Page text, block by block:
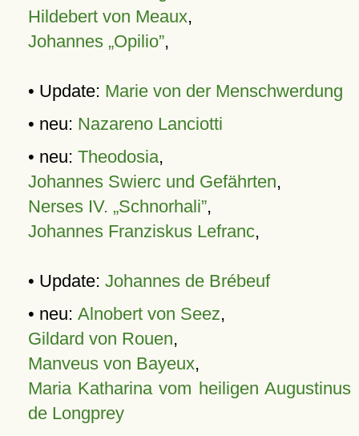
Hildebert von Meaux,
Johannes „Opilio”,
• Update: Marie von der Menschwerdung
• neu: Nazareno Lanciotti
• neu: Theodosia,
Johannes Swierc und Gefährten,
Nerses IV. „Schnorhali”,
Johannes Franziskus Lefranc,
• Update: Johannes de Brébeuf
• neu: Alnobert von Seez,
Gildard von Rouen,
Manveus von Bayeux,
Maria Katharina vom heiligen Augustinus
de Longprey